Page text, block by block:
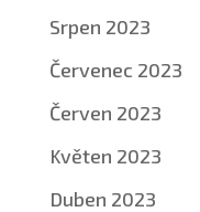
Srpen 2023
Červenec 2023
Červen 2023
Květen 2023
Duben 2023